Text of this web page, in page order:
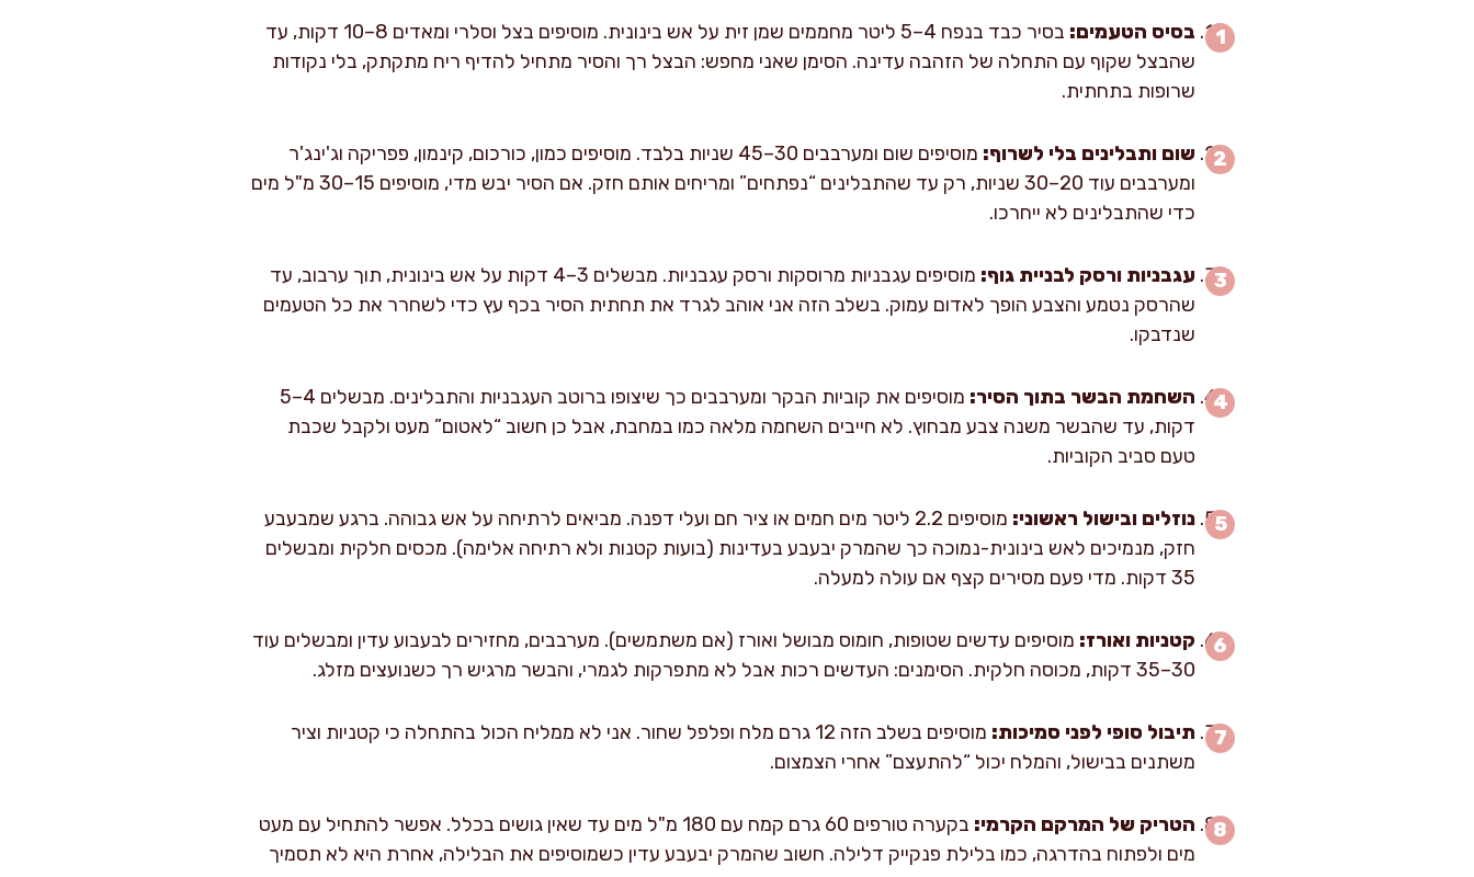
בסיס הטעמים:
בסיר כבד בנפח 4–5 ליטר מחממים שמן זית על אש בינונית. מוסיפים בצל וסלרי ומאדים 8–10 דקות, עד
שהבצל שקוף עם התחלה של הזהבה עדינה. הסימן שאני מחפש: הבצל רך והסיר מתחיל להדיף ריח מתקתק, בלי נקודות
שרופות בתחתית.
שום ותבלינים בלי לשרוף:
מוסיפים שום ומערבבים 30–45 שניות בלבד. מוסיפים כמון, כורכום, קינמון, פפריקה וג'ינג'ר
ומערבבים עוד 20–30 שניות, רק עד שהתבלינים “נפתחים” ומריחים אותם חזק. אם הסיר יבש מדי, מוסיפים 15–30 מ"ל מים
כדי שהתבלינים לא ייחרכו.
עגבניות ורסק לבניית גוף:
מוסיפים עגבניות מרוסקות ורסק עגבניות. מבשלים 3–4 דקות על אש בינונית, תוך ערבוב, עד
שהרסק נטמע והצבע הופך לאדום עמוק. בשלב הזה אני אוהב לגרד את תחתית הסיר בכף עץ כדי לשחרר את כל הטעמים
שנדבקו.
השחמת הבשר בתוך הסיר:
מוסיפים את קוביות הבקר ומערבבים כך שיצופו ברוטב העגבניות והתבלינים. מבשלים 4–5
דקות, עד שהבשר משנה צבע מבחוץ. לא חייבים השחמה מלאה כמו במחבת, אבל כן חשוב “לאטום” מעט ולקבל שכבת
טעם סביב הקוביות.
נוזלים ובישול ראשוני:
מוסיפים 2.2 ליטר מים חמים או ציר חם ועלי דפנה. מביאים לרתיחה על אש גבוהה. ברגע שמבעבע
חזק, מנמיכים לאש בינונית-נמוכה כך שהמרק יבעבע בעדינות (בועות קטנות ולא רתיחה אלימה). מכסים חלקית ומבשלים
35 דקות. מדי פעם מסירים קצף אם עולה למעלה.
קטניות ואורז: מוסיפים עדשים שטופות, חומוס מבושל ואורז (אם משתמשים). מערבבים, מחזירים לבעבוע עדין ומבשלים עוד
30–35 דקות, מכוסה חלקית. הסימנים: העדשים רכות אבל לא מתפרקות לגמרי, והבשר מרגיש רך כשנועצים מזלג.
תיבול סופי לפני סמיכות:
מוסיפים בשלב הזה 12 גרם מלח ופלפל שחור. אני לא ממליח הכול בהתחלה כי קטניות וציר
משתנים בבישול, והמלח יכול “להתעצם” אחרי הצמצום.
הטריק של המרקם הקרמי:
בקערה טורפים 60 גרם קמח עם 180 מ"ל מים עד שאין גושים בכלל. אפשר להתחיל עם מעט
מים ולפתוח בהדרגה, כמו בלילת פנקייק דלילה. חשוב שהמרק יבעבע עדין כשמוסיפים את הבלילה, אחרת היא לא תסמיך